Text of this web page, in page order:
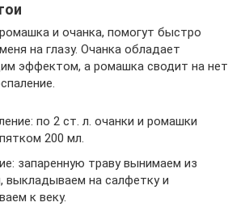
и очанка, помогут быстро
на глазу. Очанка обладает
эффектом, а ромашка сводит на нет
по 2 ст. л. очанки и ромашки
200 мл.
запаренную траву вынимаем из
выкладываем на салфетку и
к веку.